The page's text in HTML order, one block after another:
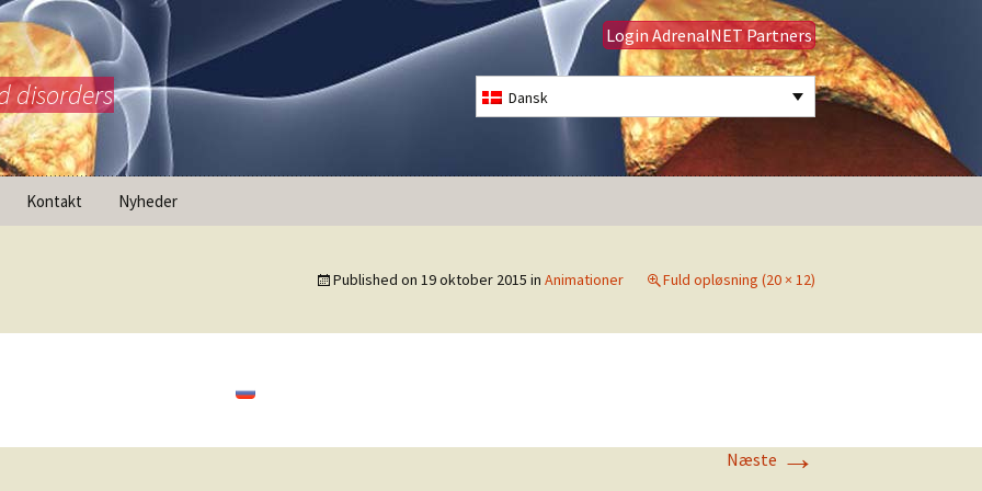
disorders
Login AdrenalNET Partners
Dansk
Kontakt Nyheder
Published on 19 oktober 2015 in Animationer Fuld opløsning (20 × 12)
Næste →